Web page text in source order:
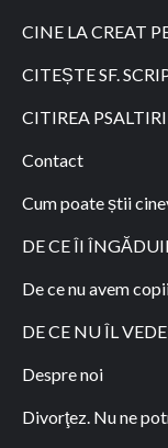
CINE LA CREAT
CITEȘTE SF.
CITIREA
Contact
Cum poate știi
DE CE ÎI
De ce nu avem
DE CE NU ÎL
Despre noi
Divorţez. Nu ne